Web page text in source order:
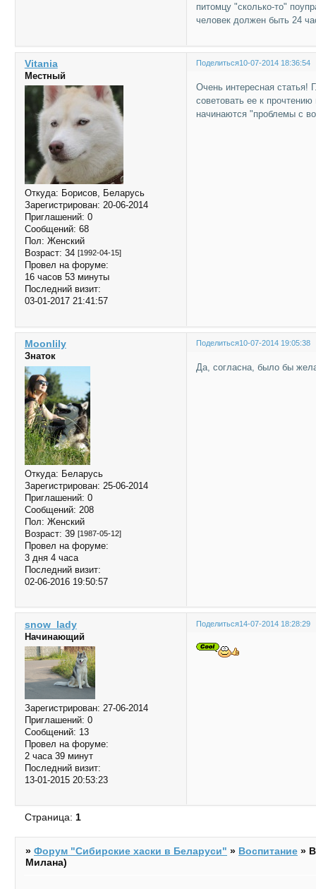
питомцу "сколько-то"
человек должен быть 24
Поделиться10-07-2014 18:36:54
Vitania
Местный
Откуда: Борисов, Беларусь
Зарегистрирован: 20-06-2014
Приглашений: 0
Сообщений: 68
Пол: Женский
Возраст: 34 [1992-04-15]
Провел на форуме:
16 часов 53 минуты
Последний визит:
03-01-2017 21:41:57
Очень интересная статья!
советовать ее к
начинаются "проблемы с
Поделиться10-07-2014 19:05:38
Moonlily
Знаток
Откуда: Беларусь
Зарегистрирован: 25-06-2014
Приглашений: 0
Сообщений: 208
Пол: Женский
Возраст: 39 [1987-05-12]
Провел на форуме:
3 дня 4 часа
Последний визит:
02-06-2016 19:50:57
Да, согласна, было бы
Поделиться14-07-2014 18:28:29
snow_lady
Начинающий
Зарегистрирован: 27-06-2014
Приглашений: 0
Сообщений: 13
Провел на форуме:
2 часа 39 минут
Последний визит:
13-01-2015 20:53:23
Страница: 1
»Форум "Cибирские хаски в Беларуси" » Воспитание »
Милана)